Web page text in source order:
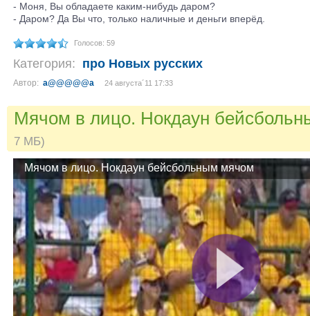
- Моня, Вы обладаете каким-нибудь даром?
- Даром? Да Вы что, только наличные и деньги вперёд.
Голосов: 59
Категория: про Новых русских
Автор: a@@@@@a 24 августа´11 17:33
Мячом в лицо. Нокдаун
7 МБ)
Мячом в лицо. Нокдаун бейсбольным мячом